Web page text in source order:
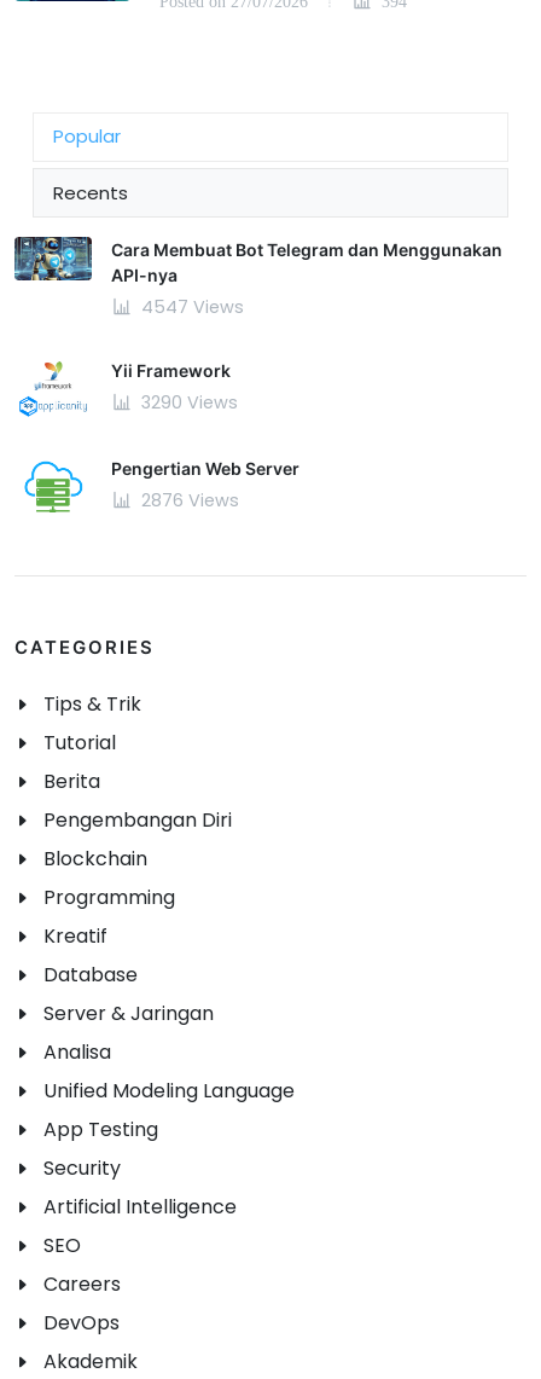
Popular
Recents
Cara Membuat Bot Telegram dan Menggunakan
API-nya
4547 Views
Yii Framework
3290 Views
Pengertian Web Server
2876 Views
CATEGORIES
Tips & Trik
Tutorial
Berita
Pengembangan Diri
Blockchain
Programming
Kreatif
Database
Server & Jaringan
Analisa
Unified Modeling Language
App Testing
Security
Artificial Intelligence
SEO
Careers
DevOps
Akademik